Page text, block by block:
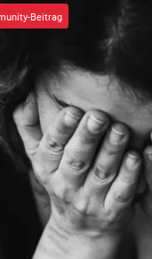
Beitrag